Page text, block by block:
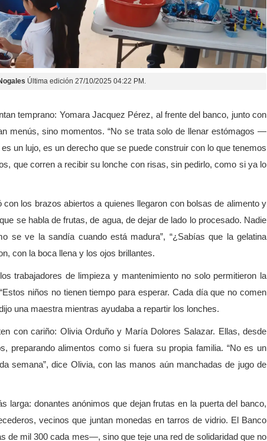
Última edición 27/10/2025 04:22 PM.
temprano: Yomara Jacquez Pérez, al frente del banco, junto con
menús, sino momentos. “No se trata solo de llenar estómagos —
un lujo, es un derecho que se puede construir con lo que tenemos
que corren a recibir su lonche con risas, sin pedirlo, como si ya lo
los brazos abiertos a quienes llegaron con bolsas de alimento y
se habla de frutas, de agua, de dejar de lado lo procesado. Nadie
se ve la sandía cuando está madura”, “¿Sabías que la gelatina
con la boca llena y los ojos brillantes.
trabajadores de limpieza y mantenimiento no solo permitieron la
niños no tienen tiempo para esperar. Cada día que no comen
una maestra mientras ayudaba a repartir los lonches.
con cariño: Olivia Orduño y María Dolores Salazar. Ellas, desde
preparando alimentos como si fuera su propia familia. “No es un
semana”, dice Olivia, con las manos aún manchadas de jugo de
larga: donantes anónimos que dejan frutas en la puerta del banco,
vecinos que juntan monedas en tarros de vidrio. El Banco
de mil 300 cada mes—, sino que teje una red de solidaridad que no